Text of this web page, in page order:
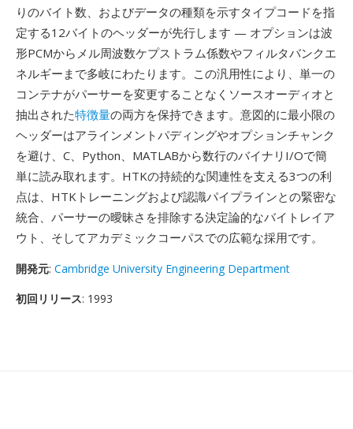
りのバイト数、およびデータの種類を示すタイプコードを指
定する12バイトのヘッダーが先行します — オプションは波
形PCMからメル周波数ケプストラム係数やフィルタバンクエ
ネルギーまで多岐にわたります。この汎用性により、単一の
コンテナがパーサーを変更することなくソースオーディオと
抽出された特徴量の両方を保持できます。意図的に最小限の
ヘッダーはアラインメントパディングやオプションチャンク
を避け、C、Python、MATLABから数行のバイナリI/Oで簡
単に読み取れます。HTKの持続的な関連性を支える3つの利
点は、HTKトレーニングおよび認識パイプラインとの緊密な
統合、パーサーの曖昧さを排除する決定論的なバイトレイア
ウト、そしてアカデミックコーパスでの広範な採用です。
開発元: Cambridge University Engineering Department
初回リリース: 1993